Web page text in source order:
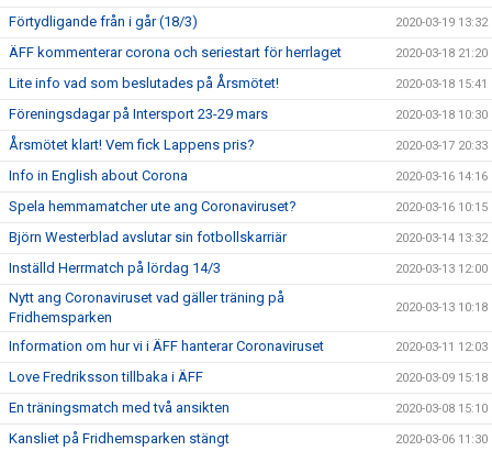
Förtydligande från i går (18/3) 2020-03-19 13:32
ÄFF kommenterar corona och seriestart för herrlaget 2020-03-18 21:20
Lite info vad som beslutades på Årsmötet! 2020-03-18 15:41
Föreningsdagar på Intersport 23-29 mars 2020-03-18 10:30
Årsmötet klart! Vem fick Lappens pris? 2020-03-17 20:33
Info in English about Corona 2020-03-16 14:16
Spela hemmamatcher ute ang Coronaviruset? 2020-03-16 10:15
Björn Westerblad avslutar sin fotbollskarriär 2020-03-14 13:32
Inställd Herrmatch på lördag 14/3 2020-03-13 12:00
Nytt ang Coronaviruset vad gäller träning på
Fridhemsparken
2020-03-13 10:18
Information om hur vi i ÄFF hanterar Coronaviruset 2020-03-11 12:03
Love Fredriksson tillbaka i ÄFF 2020-03-09 15:18
En träningsmatch med två ansikten 2020-03-08 15:10
Kansliet på Fridhemsparken stängt 2020-03-06 11:30